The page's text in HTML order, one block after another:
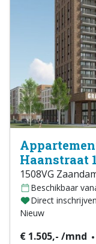
Haanstraat
1508VG
Beschikbaar
Direct
Nieuw
€ 1.505,- /mnd